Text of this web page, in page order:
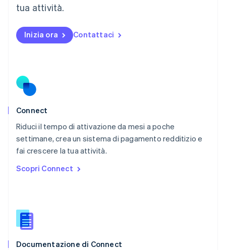
tua attività.
Inizia ora Contattaci
Connect
Riduci il tempo di attivazione da mesi a poche
settimane, crea un sistema di pagamento redditizio e
fai crescere la tua attività.
Scopri Connect
Documentazione di Connect
Norvegia
Nuova Zelanda
English
Paesi Bassi
Portogallo
Português
RAS di Hong Kong, Cina
Regno Unito
English
Repubblica Ceca
Romania
Slovacchia
English
Slovenia
EnglishItaliano